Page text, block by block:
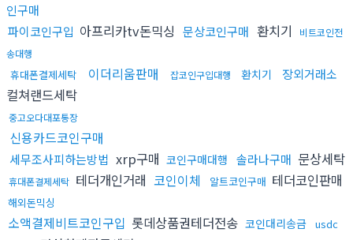
인구매
파이코인구입 아프리카tv돈믹싱 문상코인구매 환치기
비트코인전
송대행
휴대폰결제세탁 이더리움판매 잡코인구입대행 환치기 장외거래소
컬쳐랜드세탁
중고오다대포통장
신용카드코인구매
세무조사피하는방법 xrp구매 코인구매대행 솔라나구매 문상세탁
휴대폰결제세탁 테더개인거래 코인이체 알트코인구매 테더코인판매
해외돈믹싱
소액결제비트코인구입 롯데상품권테더전송 코인대리송금 usdc